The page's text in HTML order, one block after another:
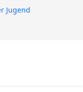
Jugend